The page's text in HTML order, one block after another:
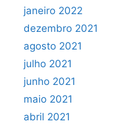
janeiro 2022
dezembro 2021
agosto 2021
julho 2021
junho 2021
maio 2021
abril 2021